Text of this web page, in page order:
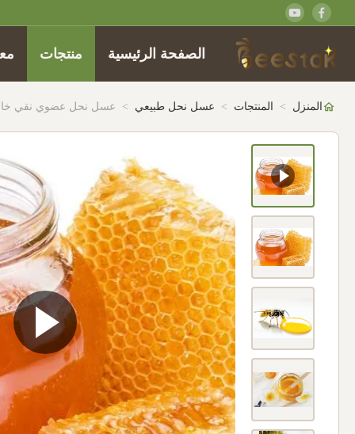
الصفحة الرئيسية منتجات
المنزل > المنتجات > عسل نحل طبيعي > عسل نحل عضوي نقي خام طبيعي